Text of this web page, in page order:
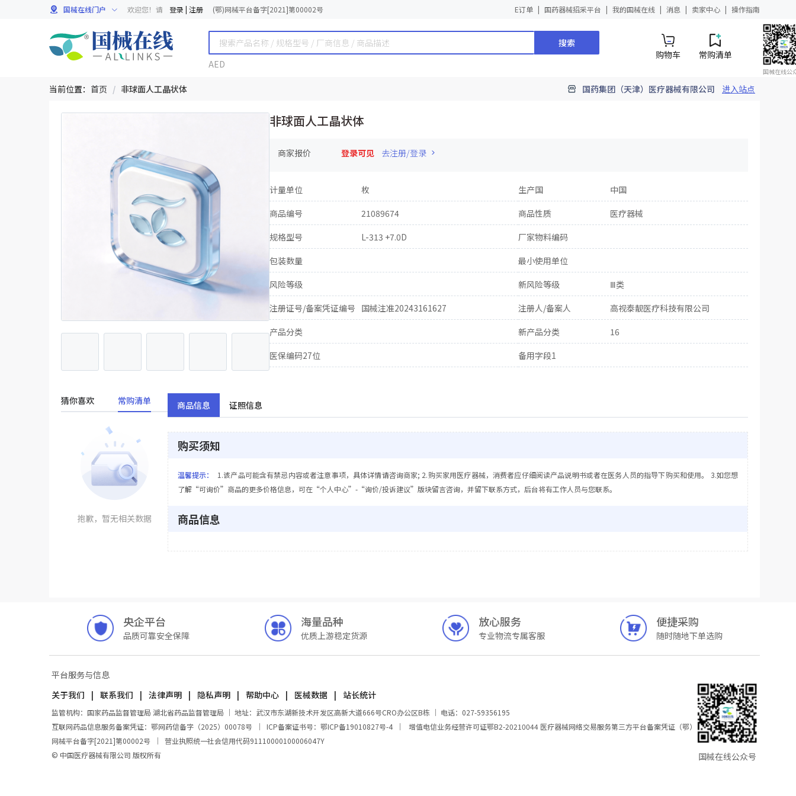
国械在线门户 欢迎您！请 登录 | 注册 (鄂)网械平台备字[2021]第00002号 E订单 国药器械招采平台 我的国械在线 消息 卖家中心 操作指南
搜索
AED
购物车 常购清单
国械在线公
当前位置： 首页 / 非球面人工晶状体 国药集团（天津）医疗器械有限公司 进入站点
非球面人工晶状体
商家报价 登录可见 去注册/登录
计量单位 枚 生产国
中国
商品编号
21089674 商品性质
医疗器械
规格型号
L-313 +7.0D
厂家物料编码
包装数量
最小使用单位
风险等级
新风险等级
Ⅲ类
注册证号/备案凭证编号 国械注准20243161627 注册人/备案人
高视泰靓医疗科技有限公司
产品分类
新产品分类
16
医保编码27位
备用字段1
猜你喜欢 常购清单
抱歉，暂无相关数据
商品信息 证照信息
购买须知
温馨提示：
1.该产品可能含有禁忌内容或者注意事项，具体详情请咨询商家; 2.购买家用医疗器械，消费者应仔细阅读产品说明书或者在医务人员的指导下购买和使用。 3.如您想
了解“可询价”商品的更多价格信息，可在“个人中心”-“询价/投诉建议”版块留言咨询，并留下联系方式，后台将有工作人员与您联系。
商品信息
央企平台
品质可靠安全保障
海量品种
优质上游稳定货源
放心服务
专业物流专属客服
便捷采购
随时随地下单选购
平台服务与信息
关于我们
联系我们 法律声明 隐私声明 帮助中心 医械数据 站长统计
监管机构：国家药品监督管理局 湖北省药品监督管理局 ｜ 地址：武汉市东湖新技术开发区高新大道666号CRO办公区B栋 ｜ 电话：027-59356195
互联网药品信息服务备案凭证：鄂网药信备字（2025）00078号
｜ ICP备案证书号：鄂ICP备19010827号-4 ｜ 增值电信业务经营许可证鄂B2-20210044 医疗器械网络交易服务第三方平台备案凭证（鄂）
网械平台备字[2021]第00002号
｜ 营业执照统一社会信用代码91110000100006047Y
© 中国医疗器械有限公司 版权所有
国械在线公众号